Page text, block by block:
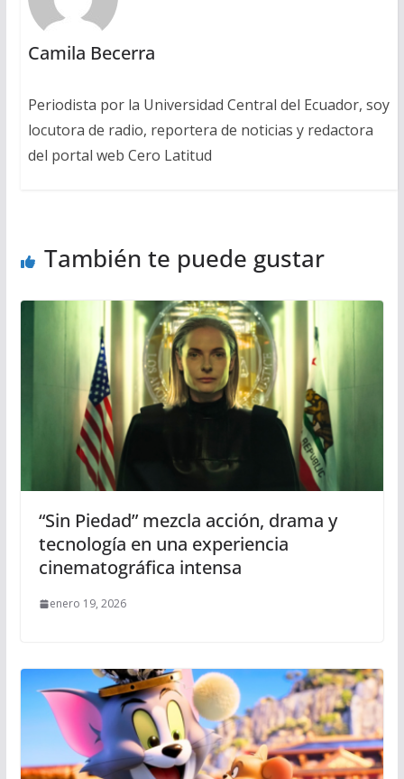
Camila Becerra
Periodista por la Universidad Central del Ecuador, soy
locutora de radio, reportera de noticias y redactora
del portal web Cero Latitud
También te puede gustar
“Sin Piedad” mezcla acción, drama y
tecnología en una experiencia
cinematográfica intensa
enero 19, 2026